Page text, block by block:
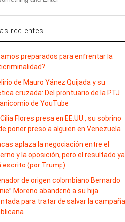
recientes
preparados para enfrentar la
de Mauro Yánez Quijada y su
cruzada: Del prontuario de la PTJ
de YouTube
Flores presa en EE.UU., su sobrino
poner preso a alguien en Venezuela
aplaza la negociación entre el
y la oposición, pero el resultado ya
escrito (por Trump)
de origen colombiano Bernardo
Moreno abandonó a su hija
para tratar de salvar la campaña